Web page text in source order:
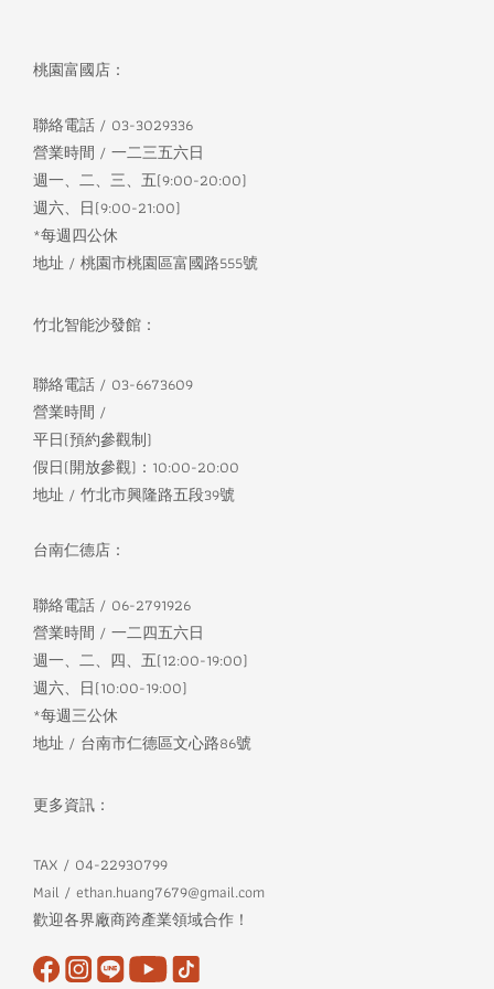
桃園富國店：
聯絡電話 / 03-3029336
營業時間 / 一二三五六日
週一、二、三、五(9:00-20:00)
週六、日(9:00-21:00)
*每週四公休
地址 / 桃園市桃園區富國路555號
竹北智能沙發館：
聯絡電話 / 03-6673609
營業時間 /
平日(預約參觀制)
假日(開放參觀)：10:00-20:00
地址 / 竹北市興隆路五段39號
台南仁德店：
聯絡電話 / 06-2791926
營業時間 / 一二四五六日
週一、二、四、五(12:00-19:00)
週六、日(10:00-19:00)
*每週三公休
地址 / 台南市仁德區文心路86號
更多資訊：
TAX / 04-22930799
Mail / ethan.huang7679@gmail.com
歡迎各界廠商跨產業領域合作！